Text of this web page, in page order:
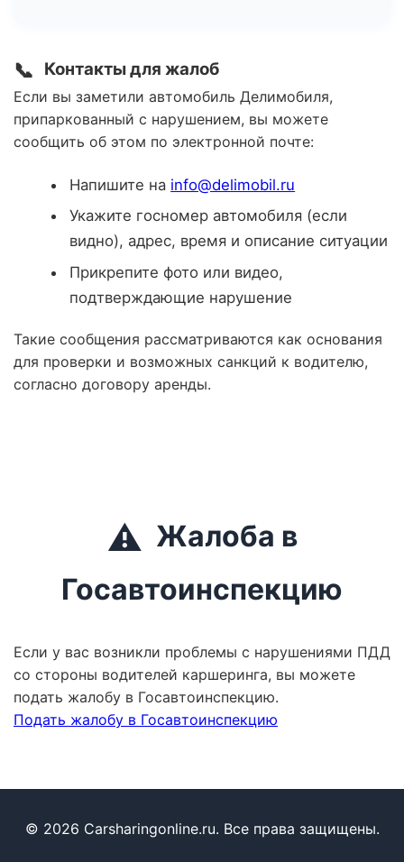
📞 Контакты для жалоб
Если вы заметили автомобиль Делимобиля,
припаркованный с нарушением, вы можете
сообщить об этом по электронной почте:
Напишите на info@delimobil.ru
Укажите госномер автомобиля (если
видно), адрес, время и описание ситуации
Прикрепите фото или видео,
подтверждающие нарушение
Такие сообщения рассматриваются как основания
для проверки и возможных санкций к водителю,
согласно договору аренды.
⚠️ Жалоба в
Госавтоинспекцию
Если у вас возникли проблемы с нарушениями ПДД
со стороны водителей каршеринга, вы можете
подать жалобу в Госавтоинспекцию.
Подать жалобу в Госавтоинспекцию
© 2026 Carsharingonline.ru. Все права защищены.